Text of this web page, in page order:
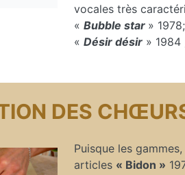
vocales très
« Bubble star »
« Désir désir » 1984
DES
Puisque les
articles « Bidon »